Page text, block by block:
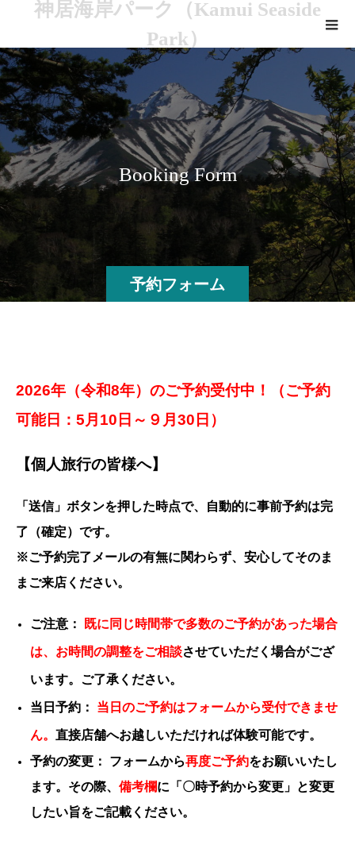
神居海岸パーク（Kamui Seaside
Park）
予約フォーム
Booking Form
2026年（令和8年）のご予約受付中！（ご予約
可能日：5月10日～９月30日）
【個人旅行の皆様へ】
「送信」ボタンを押した時点で、自動的に事前予約は完
了（確定）です。
※ご予約完了メールの有無に関わらず、安心してそのま
まご来店ください。
ご注意： 既に同じ時間帯で多数のご予約があった場合
は、 お時間の調整をご相談させていただく場合がござ
います。ご了承ください。
当日予約： 当日のご予約はフォームから受付できませ
ん。直接店舗へお越しいただければ体験可能です。
予約の変更：
フォームから再度ご予約をお願いいたし
ます。その際、備考欄に「〇時予約から変更」と変更
したい旨をご記載ください。